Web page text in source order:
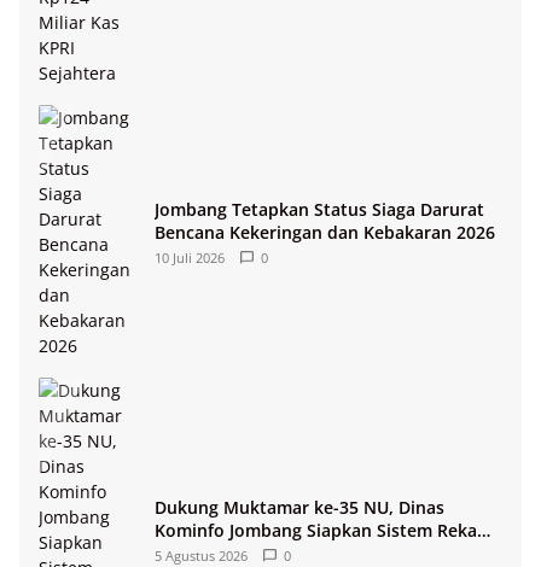
Jombang Tetapkan Status Siaga Darurat
Bencana Kekeringan dan Kebakaran 2026
10 Juli 2026 0
Dukung Muktamar ke-35 NU, Dinas
Kominfo Jombang Siapkan Sistem Rekam
Medis Digital dan Wifi Rakyat
5 Agustus 2026 0